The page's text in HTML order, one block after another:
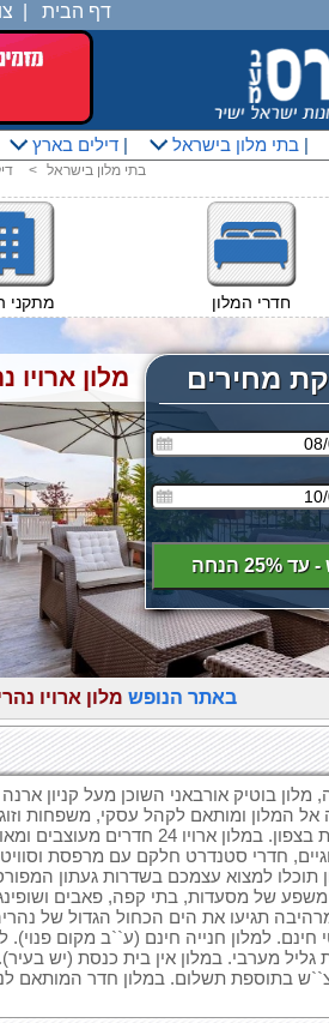
דף הבית
דילים בארץ | בתי מלון בישראל |
< בתי מלון בישראל
מתקני חדרי המלון
מלון ארויו מחירים
הנחה
באתר הנופש מלון ארויו
מלון בוטיק אורבאני השוכן מעל קניון
אל המלון ומותאם לקהל עסקי, משפחות
וברמת גימור מהגבוהות בצפון. במלון ארויו 24 חדרים
חדרי סטנדרט חלקם עם מרפסת
למצוא עצמכם בשדרות געתון
של מסעדות, בתי קפה, פאבים ושופינג
תגיעו את הים הכחול הגדול של
חינם. למלון חנייה חינם (ע``ב מקום פנוי).
מערבי. במלון אין בית כנסת (יש
בתוספת תשלום. במלון חדר המותאם